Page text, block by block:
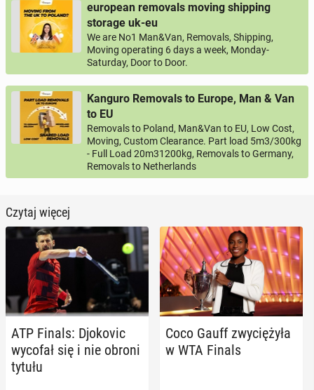
european removals moving shipping
storage uk-eu
We are No1 Man&Van, Removals, Shipping,
Moving operating 6 days a week, Monday-
Saturday, Door to Door.
Kanguro Removals to Europe, Man & Van
to EU
Removals to Poland, Man&Van to EU, Low Cost,
Moving, Custom Clearance. Part load 5m3/300kg
- Full Load 20m31200kg, Removals to Germany,
Removals to Netherlands
Czytaj więcej
ATP Finals: Djo­ko­vic
wycofał się i nie obroni
tytułu
Coco Gauff zwy­cię­ży­ła
w WTA Finals